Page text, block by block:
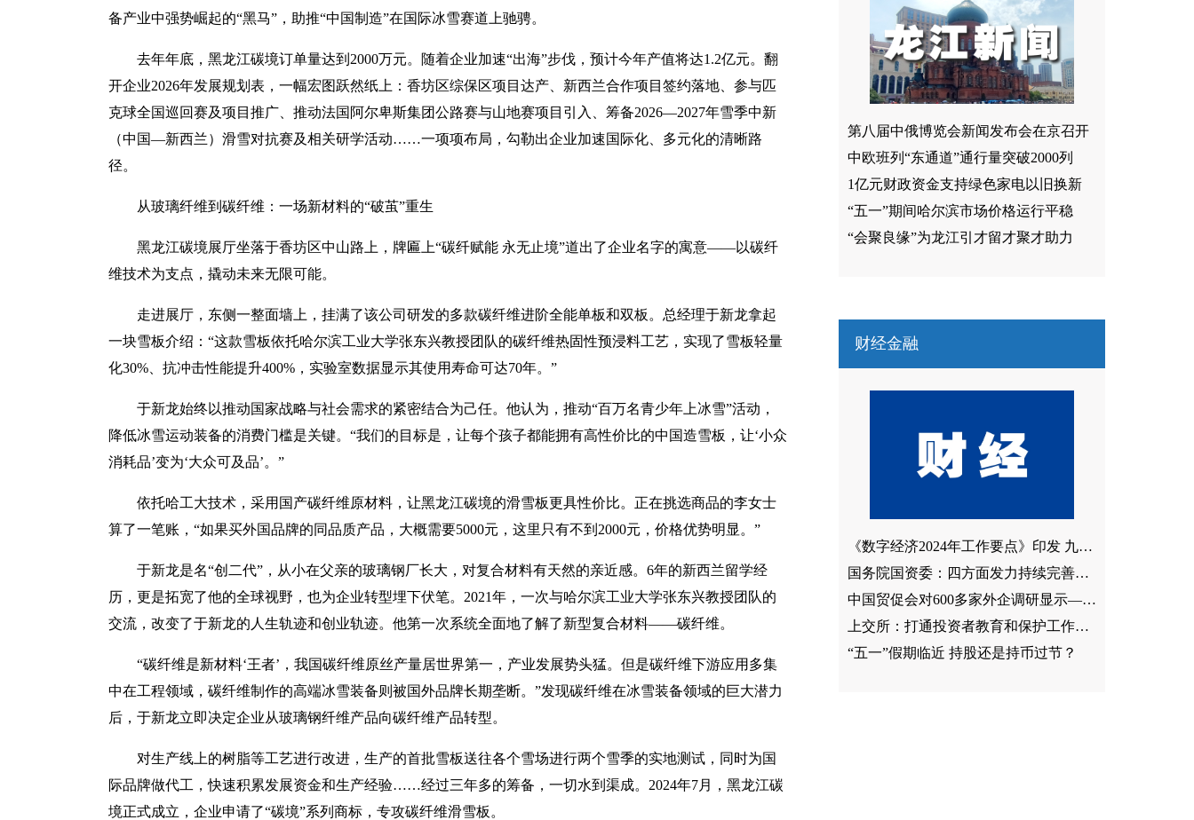
备产业中强势崛起的“黑马”，助推“中国制造”在国际冰雪赛道上驰骋。
去年年底，黑龙江碳境订单量达到2000万元。随着企业加速“出海”步伐，预计今年产值将达1.2亿元。翻
开企业2026年发展规划表，一幅宏图跃然纸上：香坊区综保区项目达产、新西兰合作项目签约落地、参与匹
克球全国巡回赛及项目推广、推动法国阿尔卑斯集团公路赛与山地赛项目引入、筹备2026—2027年雪季中新
（中国—新西兰）滑雪对抗赛及相关研学活动……一项项布局，勾勒出企业加速国际化、多元化的清晰路
径。
从玻璃纤维到碳纤维：一场新材料的“破茧”重生
黑龙江碳境展厅坐落于香坊区中山路上，牌匾上“碳纤赋能 永无止境”道出了企业名字的寓意——以碳纤
维技术为支点，撬动未来无限可能。
走进展厅，东侧一整面墙上，挂满了该公司研发的多款碳纤维进阶全能单板和双板。总经理于新龙拿起
一块雪板介绍：“这款雪板依托哈尔滨工业大学张东兴教授团队的碳纤维热固性预浸料工艺，实现了雪板轻量
化30%、抗冲击性能提升400%，实验室数据显示其使用寿命可达70年。”
于新龙始终以推动国家战略与社会需求的紧密结合为己任。他认为，推动“百万名青少年上冰雪”活动，
降低冰雪运动装备的消费门槛是关键。“我们的目标是，让每个孩子都能拥有高性价比的中国造雪板，让‘小众
消耗品’变为‘大众可及品’。”
依托哈工大技术，采用国产碳纤维原材料，让黑龙江碳境的滑雪板更具性价比。正在挑选商品的李女士
算了一笔账，“如果买外国品牌的同品质产品，大概需要5000元，这里只有不到2000元，价格优势明显。”
于新龙是名“创二代”，从小在父亲的玻璃钢厂长大，对复合材料有天然的亲近感。6年的新西兰留学经
历，更是拓宽了他的全球视野，也为企业转型埋下伏笔。2021年，一次与哈尔滨工业大学张东兴教授团队的
交流，改变了于新龙的人生轨迹和创业轨迹。他第一次系统全面地了解了新型复合材料——碳纤维。
“碳纤维是新材料‘王者’，我国碳纤维原丝产量居世界第一，产业发展势头猛。但是碳纤维下游应用多集
中在工程领域，碳纤维制作的高端冰雪装备则被国外品牌长期垄断。”发现碳纤维在冰雪装备领域的巨大潜力
后，于新龙立即决定企业从玻璃钢纤维产品向碳纤维产品转型。
对生产线上的树脂等工艺进行改进，生产的首批雪板送往各个雪场进行两个雪季的实地测试，同时为国
际品牌做代工，快速积累发展资金和生产经验……经过三年多的筹备，一切水到渠成。2024年7月，黑龙江碳
境正式成立，企业申请了“碳境”系列商标，专攻碳纤维滑雪板。